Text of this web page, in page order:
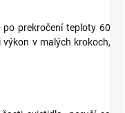
po prekročení teploty 60
v malých krokoch,